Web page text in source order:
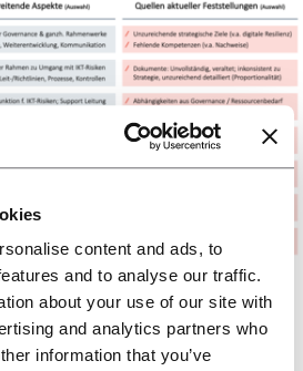
content and ads, to
and to analyse our traffic.
about your use of our site with
and analytics partners who
information that you’ve
Themen – Vorzubereitende
aktueller Feststellungen